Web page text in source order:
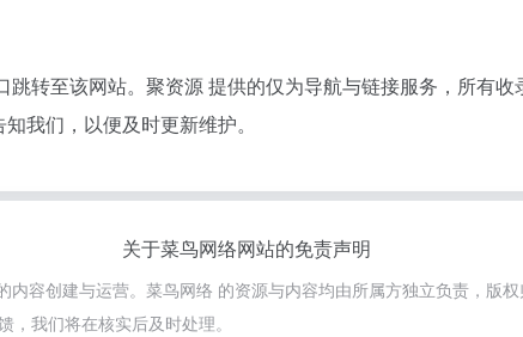
转至该网站。聚资源 提供的仅为导航与链接服务，所有
我们，以便及时更新维护。
关于菜鸟网络网站的免责声明
容创建与运营。菜鸟网络 的资源与内容均由所属方独立负责，版
我们将在核实后及时处理。